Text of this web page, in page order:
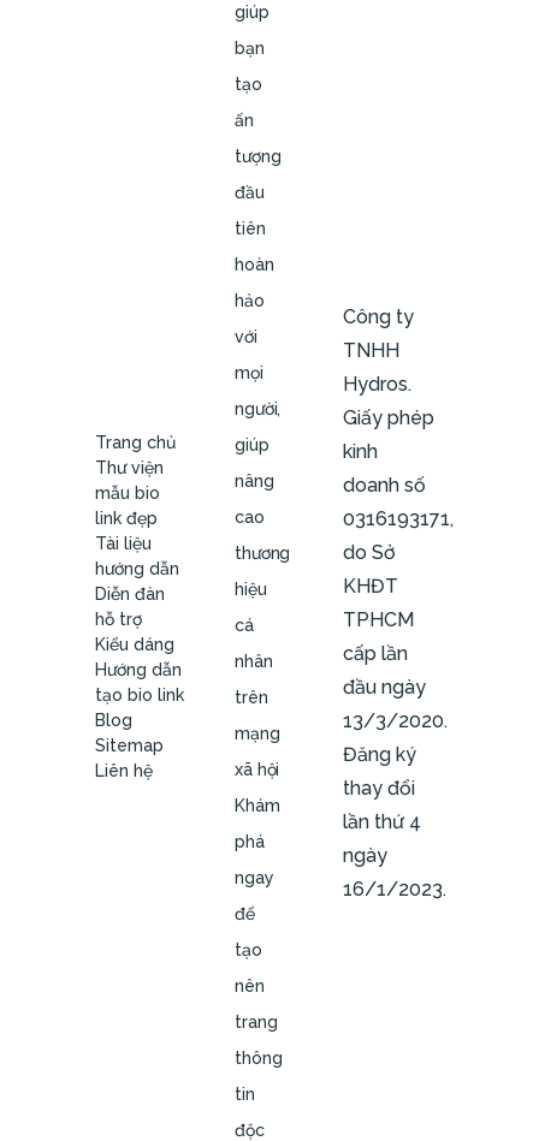
Trang chủ
Thư viện
mẫu bio
link đẹp
Tài liệu
hướng dẫn
Diễn đàn
hỗ trợ
Kiểu dáng
Hướng dẫn
tạo bio link
Blog
Sitemap
Liên hệ
giúp
bạn
tạo
ấn
tượng
đầu
tiên
hoàn
hảo
với
mọi
người,
giúp
nâng
cao
thương
hiệu
cá
nhân
trên
mạng
xã hội
Khám
phá
ngay
để
tạo
nên
trang
thông
tin
độc
Công ty
TNHH
Hydros.
Giấy phép
kinh
doanh số
0316193171,
do Sở
KHĐT
TPHCM
cấp lần
đầu ngày
13/3/2020.
Đăng ký
thay đổi
lần thứ 4
ngày
16/1/2023.